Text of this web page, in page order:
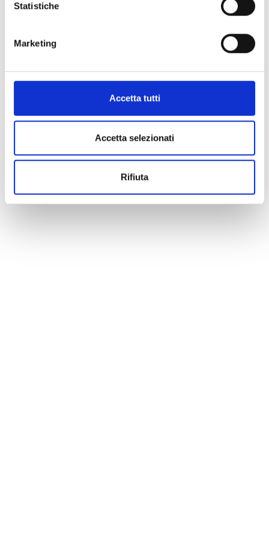
Statistiche
Marketing
Accetta tutti
Accetta selezionati
Rifiuta
€ 720,00 € 1.200,00